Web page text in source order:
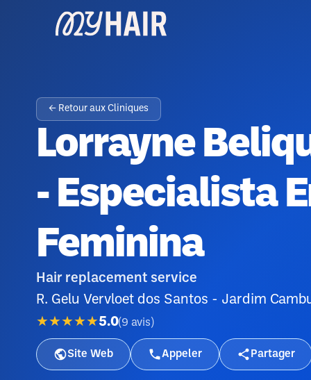
← Retour aux Cliniques
Lorrayne
- Especialista
Feminina
Hair replacement service
R. Gelu Vervloet dos Santos - Jardim
★★★★★5.0(9 avis )
Site Web Appeler Partager